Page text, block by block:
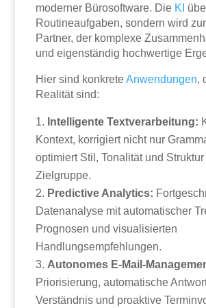
moderner Bürosoftware. Die KI
Routineaufgaben, sondern wird
Partner, der komplexe
und eigenständig hochwertige
Hier sind konkreteAnwendungen,
Realität sind:
Intelligente Textverarbeitung:
Kontext, korrigiert nicht nur
optimiert Stil, Tonalität und
Zielgruppe.
Predictive Analytics:
Datenanalyse mit automatischer
Prognosen und visualisierten
Handlungsempfehlungen.
Autonomes E-Mail-
Priorisierung, automatische
Verständnis und proaktive